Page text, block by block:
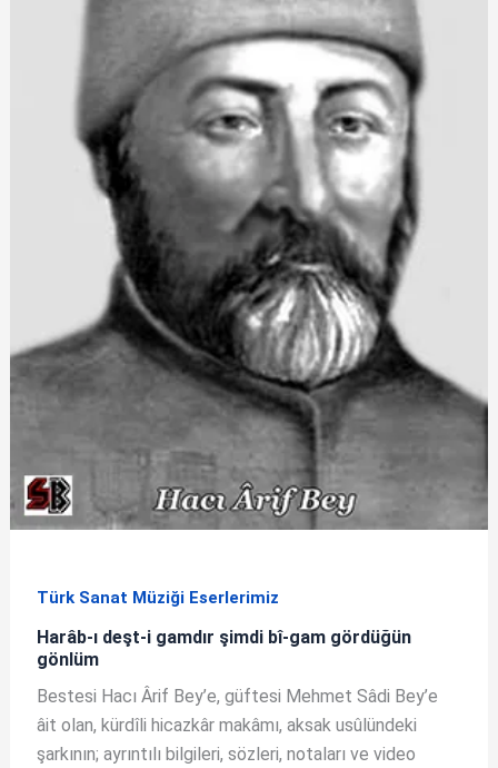
Türk Sanat Müziği Eserlerimiz
Harâb-ı deşt-i gamdır şimdi bî-gam gördüğün
gönlüm
Bestesi Hacı Ârif Bey’e, güftesi Mehmet Sâdi Bey’e
âit olan, kürdîli hicazkâr makâmı, aksak usûlündeki
şarkının; ayrıntılı bilgileri, sözleri, notaları ve video